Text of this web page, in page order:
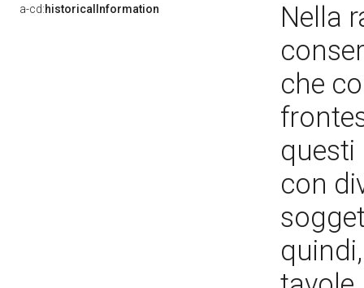
a-cd:historicalInformation
Nella
che
questi
con